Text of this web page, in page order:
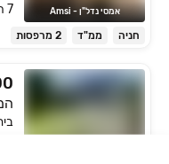
אמסי נדל"ן - Amsi
7 חדרים • קומה ‎קרקע‏ • 375 מ״ר
חניה ממ"ד 2 מרפסות